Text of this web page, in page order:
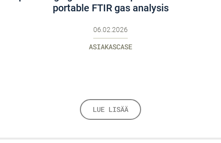
portable FTIR gas analysis
06.02.2026
ASIAKASCASE
LUE LISÄÄ